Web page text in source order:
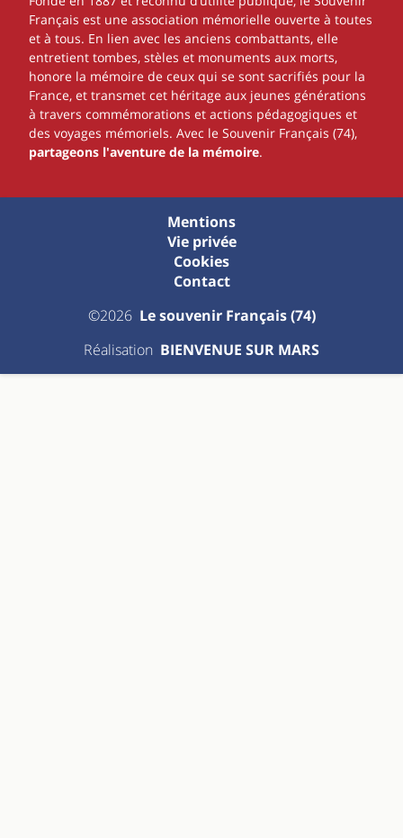
Français est une association mémorielle ouverte à toutes
et à tous. En lien avec les anciens combattants, elle
entretient tombes, stèles et monuments aux morts,
honore la mémoire de ceux qui se sont sacrifiés pour la
France, et transmet cet héritage aux jeunes générations
à travers commémorations et actions pédagogiques et
des voyages mémoriels. Avec le Souvenir Français (74),
partageons l'aventure de la mémoire.
©2026 Le souvenir Français (74)
Mentions
Vie privée
Cookies
Contact
Réalisation BIENVENUE SUR MARS